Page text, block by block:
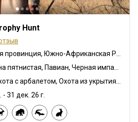
Hunt
31 дек. 26 г.